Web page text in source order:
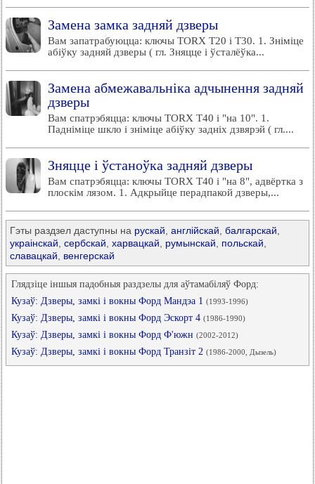
Замена замка задняй дзверы
Вам запатрабуюцца: ключы TORX T20 і Т30. 1. Зніміце
абіўку задняй дзверы ( гл. Зняцце і ўсталёўка...
Замена абмежавальніка адчынення задняй
дзверы
Вам спатрэбяцца: ключы TORX T40 і "на 10". 1.
Падніміце шкло і зніміце абіўку задніх дзвярэй ( гл....
Зняцце і ўстаноўка задняй дзверы
Вам спатрэбяцца: ключы TORX T40 і "на 8", адвёртка з
плоскім лязом. 1. Адкрыйце перадпакой дзверы,...
Гэты раздзел даступны на рускай англійскай балгарскай
украінскай сербскай харвацкай румынскай польскай
славацкай
венгерскай
Глядзіце іншыя падобныя раздзелы для аўтамабіляў Форд:
Кузаў: Дзверы, замкі і вокны Форд Мандэа 1 (1993-1996)
Кузаў: Дзверы, замкі і вокны Форд Эскорт 4 (1986-1990)
Кузаў: Дзверы, замкі і вокны Форд Ф'южн (2002-2012)
Кузаў: Дзверы, замкі і вокны Форд Транзіт 2 (1986-2000, Дызель)